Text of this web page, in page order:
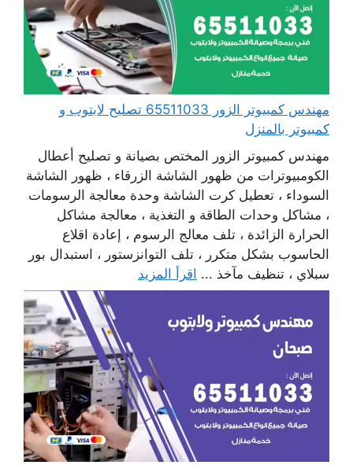
مهندس كمبيوتر الزور 65511033 تصليح لابتوب و
كمبيوتر بالمنزل
مهندس كمبيوتر الزور المختص بصيانة و تصليح أعطال
الكومبيوترات من ظهور الشاشة الزرقاء ، ظهور الشاشة
السوداء ، تعطيل كرت الشاشة وحدة معالجة الرسومات
، مشاكل وحدات الطاقة و التغذية ، معالجة مشاكل
الحرارة الزائدة ، تلف معالج الرسوم ، إعادة اقلاع
الحاسوب بشكل متكرر ، تلف التوانزستور ، استبدال بور
سبلاي ، تنظيف مآخذ ... اقرأ المزيد